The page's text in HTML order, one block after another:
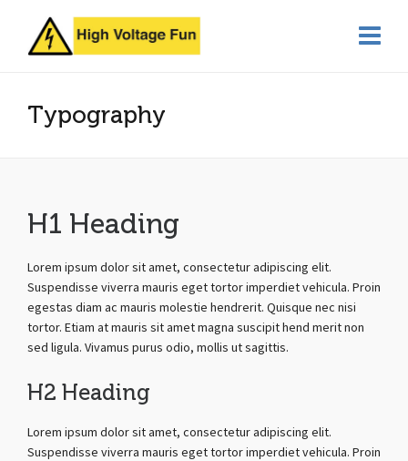
Typography
H1 Heading
Lorem ipsum dolor sit amet, consectetur adipiscing elit.
Suspendisse viverra mauris eget tortor imperdiet vehicula. Proin
egestas diam ac mauris molestie hendrerit. Quisque nec nisi
tortor. Etiam at mauris sit amet magna suscipit hend merit non
sed ligula. Vivamus purus odio, mollis ut sagittis.
H2 Heading
Lorem ipsum dolor sit amet, consectetur adipiscing elit.
Suspendisse viverra mauris eget tortor imperdiet vehicula. Proin